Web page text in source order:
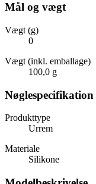
Mål og vægt
Vægt (g)
0
Vægt (inkl. emballage)
100,0 g
Nøglespecifikation
Produkttype
Urrem
Materiale
Silikone